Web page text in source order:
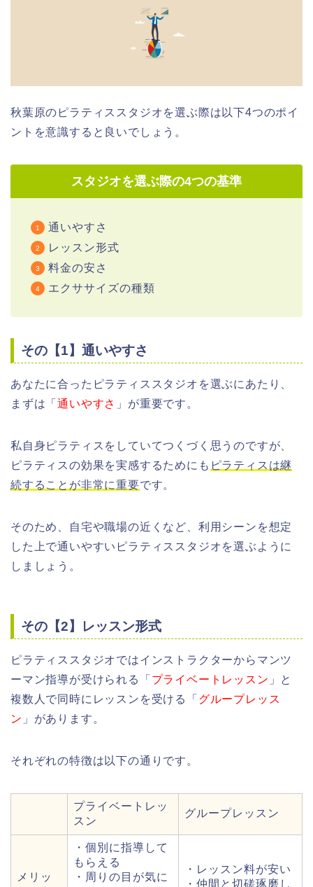
秋葉原のピラティススタジオを選ぶ際は以下4つのポイ
ントを意識すると良いでしょう。
スタジオを選ぶ際の4つの基準
通いやすさ
レッスン形式
料金の安さ
エクササイズの種類
その【1】通いやすさ
あなたに合ったピラティススタジオを選ぶにあたり、
まずは「通いやすさ 」が重要です。
私自身ピラティスをしていてつくづく思うのですが、
ピラティスの効果を実感するためにも ピラティスは継
続することが非常に重要です。
そのため、自宅や職場の近くなど、利用シーンを想定
した上で通いやすいピラティススタジオを選ぶように
しましょう。
その【2】レッスン形式
ピラティススタジオではインストラクターからマンツ
ーマン指導が受けられる「 プライベートレッスン 」と
複数人で同時にレッスンを受ける「 グループレッス
ン 」があります。
それぞれの特徴は以下の通りです。
プライベートレッ
スン
グループレッスン
メリッ
・個別に指導して
もらえる
・周りの目が気に
・レッスン料が安い
・仲間と切磋琢磨し